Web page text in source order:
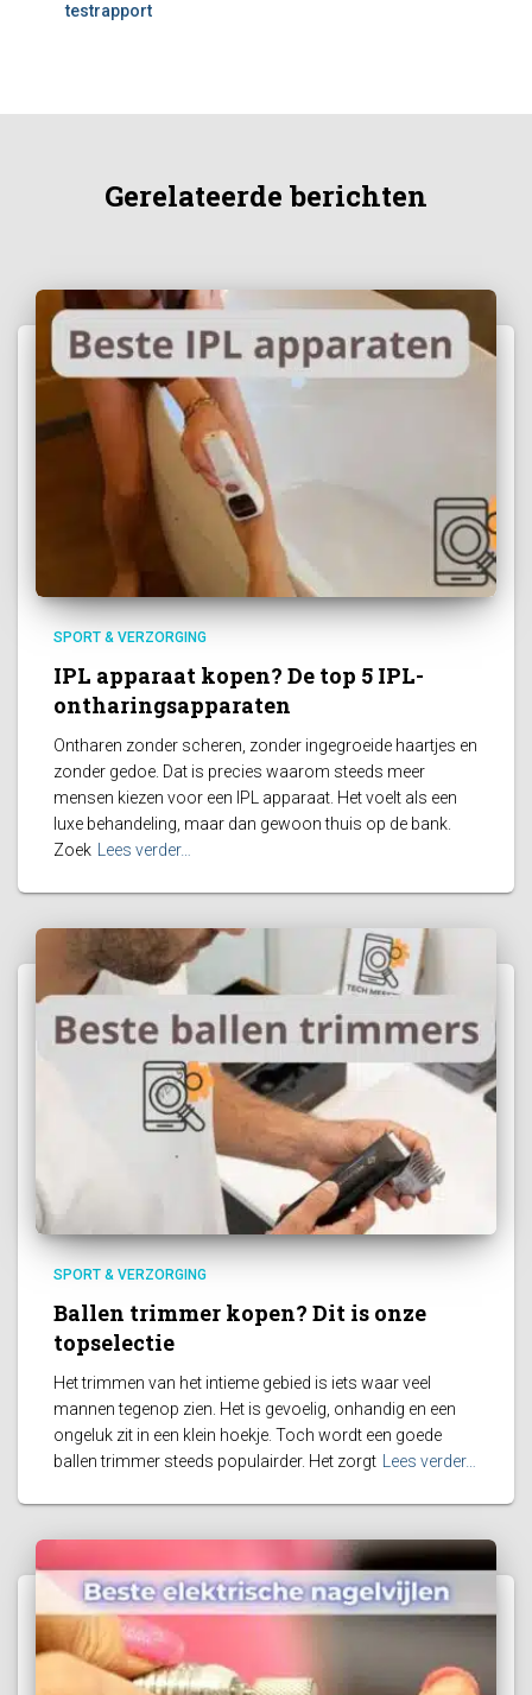
testrapport
Gerelateerde berichten
SPORT & VERZORGING
IPL apparaat kopen? De top 5 IPL-
ontharingsapparaten
Ontharen zonder scheren, zonder ingegroeide haartjes en
zonder gedoe. Dat is precies waarom steeds meer
mensen kiezen voor een IPL apparaat. Het voelt als een
luxe behandeling, maar dan gewoon thuis op de bank.
Zoek
Lees verder…
SPORT & VERZORGING
Ballen trimmer kopen? Dit is onze
topselectie
Het trimmen van het intieme gebied is iets waar veel
mannen tegenop zien. Het is gevoelig, onhandig en een
ongeluk zit in een klein hoekje. Toch wordt een goede
ballen trimmer steeds populairder. Het zorgt Lees verder…